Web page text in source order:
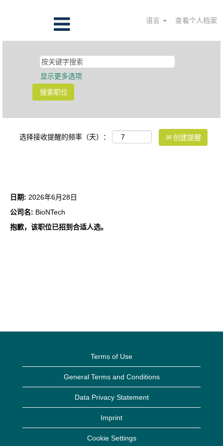
语言 查看个人档案
显示更多选项
选择接收提醒的频率（天）： 创建提醒
日期: 2026年6月28日
公司名: BioNTech
抱歉，该职位已招到合适人选。
Terms of Use
General Terms and Conditions
Data Privacy Statement
Imprint
Cookie Settings